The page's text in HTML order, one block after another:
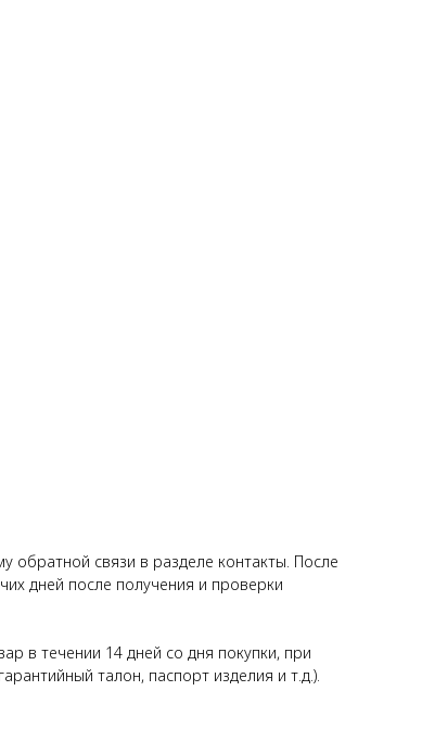
обратной связи в разделе контакты. После
дней после получения и проверки
в течении 14 дней со дня покупки, при
талон, паспорт изделия и т.д.).